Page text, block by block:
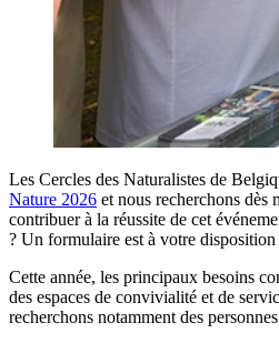
Les Cercles des Naturalistes de
Nature 2026 et nous recherchons dès
contribuer à la réussite de cet
? Un formulaire est à votre disposition
Cette année, les principaux besoins
des espaces de convivialité et de
recherchons notamment des